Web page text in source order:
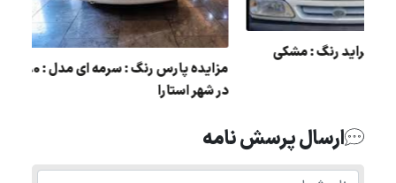
در شهر استارا
مزایده فروش پراید رنگ : مشکی
ارسال پرسش نامه